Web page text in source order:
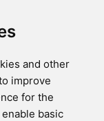
and other
improve
for the
basic
το τεστ εδώ!